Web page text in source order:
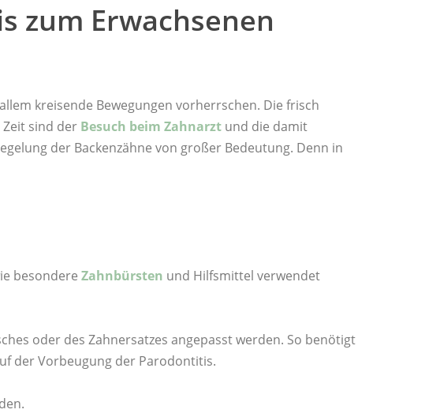
zum Erwachsenen
kreisende Bewegungen vorherrschen. Die frisch
sind der Besuch beim Zahnarzt und die damit
der Backenzähne von großer Bedeutung. Denn in
besondere Zahnbürsten und Hilfsmittel verwendet
oder des Zahnersatzes angepasst werden. So benötigt
der Vorbeugung der Parodontitis.